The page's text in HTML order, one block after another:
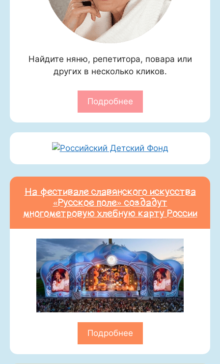
Найдите няню, репетитора, повара или
других в несколько кликов.
Подробнее
На фестивале славянского искусства
«Русское поле» создадут
многометровую хлебную карту России
Подробнее